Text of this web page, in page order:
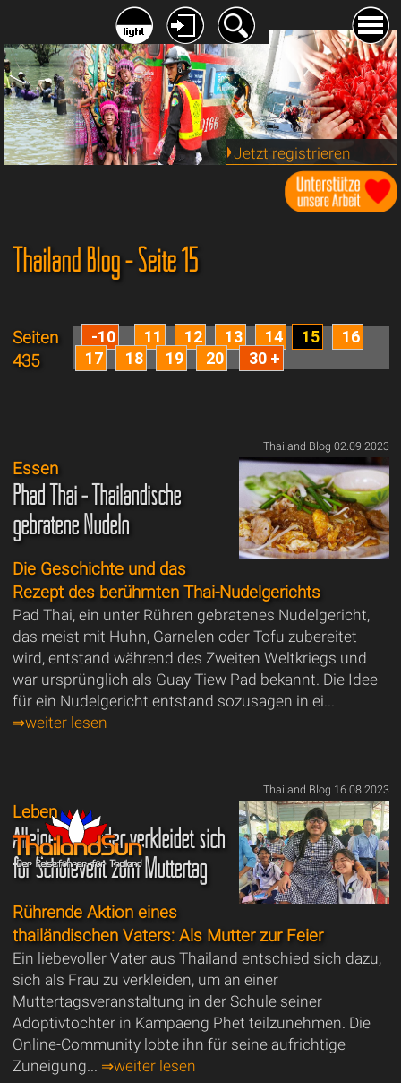
Jetzt registrieren
Thailand Blog - Seite 15
Seiten
435
-10 11 12 13 14 15
16
17
18 19 20 30 +
Thailand Blog 02.09.2023
Essen
Phad Thai - Thailändische
gebratene Nudeln
Die Geschichte und das
Rezept des berühmten Thai-Nudelgerichts
Pad Thai, ein unter Rühren gebratenes Nudelgericht,
das meist mit Huhn, Garnelen oder Tofu zubereitet
wird, entstand während des Zweiten Weltkriegs und
war ursprünglich als Guay Tiew Pad bekannt. Die Idee
für ein Nudelgericht entstand sozusagen in ei...
⇒weiter lesen
Thailand Blog 16.08.2023
Leben
Alleinerziehender verkleidet sich
für Schulevent zum Muttertag
Rührende Aktion eines
thailändischen Vaters: Als Mutter zur Feier
Ein liebevoller Vater aus Thailand entschied sich dazu,
sich als Frau zu verkleiden, um an einer
Muttertagsveranstaltung in der Schule seiner
Adoptivtochter in Kampaeng Phet teilzunehmen. Die
Online-Community lobte ihn für seine aufrichtige
Zuneigung... ⇒weiter lesen